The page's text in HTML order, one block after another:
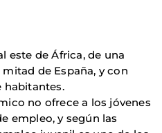
este de África, de una
de España, y con
habitantes.
no ofrece a los jóvenes
empleo, y según las